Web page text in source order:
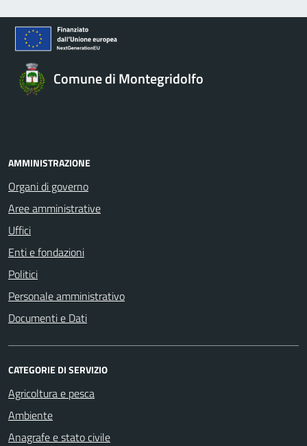
Comune di Montegridolfo
AMMINISTRAZIONE
Organi di governo
Aree amministrative
Uffici
Enti e fondazioni
Politici
Personale amministrativo
Documenti e Dati
CATEGORIE DI SERVIZIO
Agricoltura e pesca
Ambiente
Anagrafe e stato civile